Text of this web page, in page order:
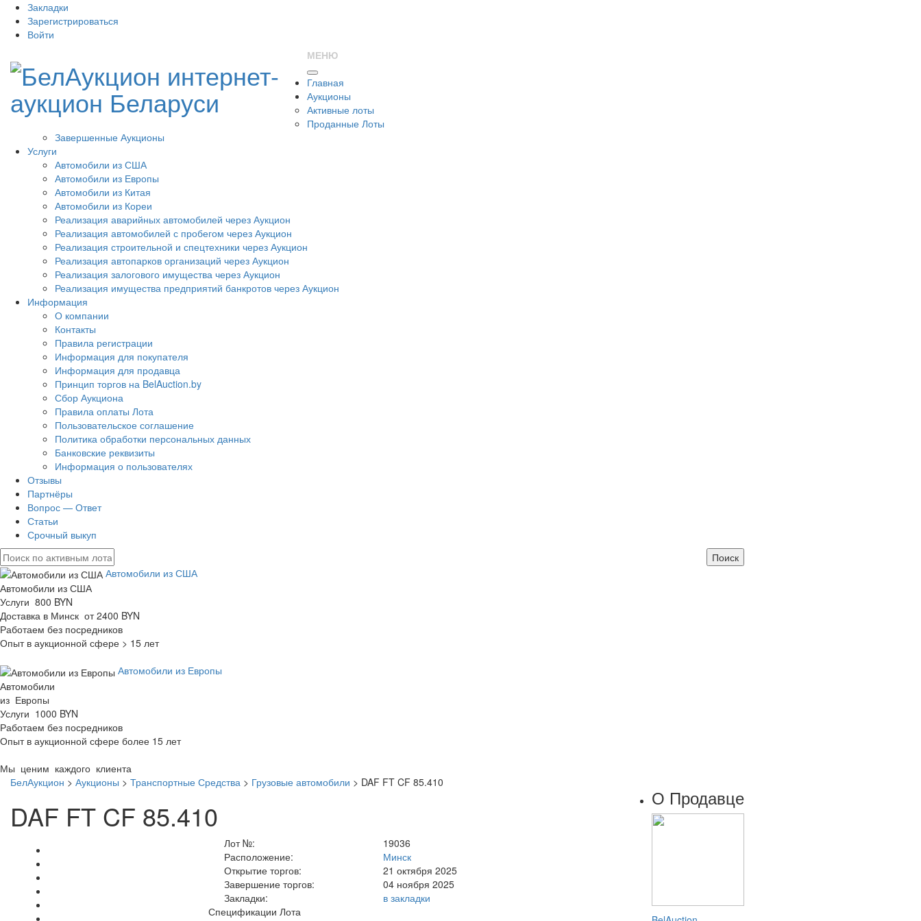
Закладки
Зарегистрироваться
Войти
МЕНЮ
Главная
Аукционы
Активные лоты
Проданные Лоты
Завершенные Аукционы
Услуги
Автомобили из США
Автомобили из Европы
Автомобили из Китая
Автомобили из Кореи
Реализация аварийных автомобилей через Аукцион
Реализация автомобилей с пробегом через Аукцион
Реализация строительной и спецтехники через Аукцион
Реализация автопарков организаций через Аукцион
Реализация залогового имущества через Аукцион
Реализация имущества предприятий банкротов через Аукцион
Информация
О компании
Контакты
Правила регистрации
Информация для покупателя
Информация для продавца
Принцип торгов на BelAuction.by
Сбор Аукциона
Правила оплаты Лота
Пользовательское соглашение
Политика обработки персональных данных
Банковские реквизиты
Информация о пользователях
Отзывы
Партнёры
Вопрос — Ответ
Статьи
Срочный выкуп
Автомобили из США
Автомобили из США
Услуги 800 BYN
Доставка в Минск от 2400 BYN
Работаем без посредников
Опыт в аукционной сфере > 15 лет
Автомобили из Европы
Автомобили
из Европы
Услуги 1000 BYN
Работаем без посредников
Опыт в аукционной сфере более 15 лет
Мы ценим каждого клиента
БелАукцион > Аукционы > Транспортные Средства > Грузовые автомобили > DAF FT CF 85.410
DAF FT CF 85.410
Лот №:
19036
Расположение:
Минск
Открытие торгов:
21 октября 2025
Завершение торгов:
04 ноября 2025
Закладки:
в закладки
Спецификации Лота
О Продавце